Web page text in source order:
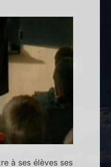
à ses élèves ses